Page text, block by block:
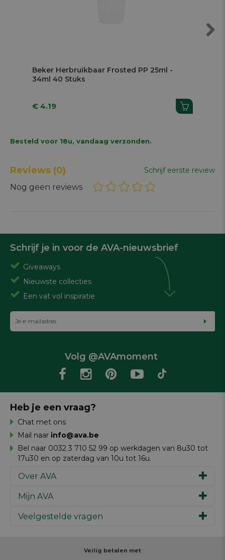
Beker Herbruikbaar Frosted PP 25ml -
34ml 40 Stuks
€ 4.19
Besteld voor 18u, vandaag verzonden.
Reviews (0) Schrijf eerste review
Nog geen reviews
Schrijf je in voor de AVA-nieuwsbrief
Giveaways
Nieuwste collecties
Een vat vol inspiratie
Volg @AVAmoment
Over AVA
Ons verhaal
Werken bij AVA
Mijn AVA
Inspiratie
Veelgestelde vragen
Heb je een vraag?
Chat met ons
Mail naar info@ava.be
Bel naar 0032 3 710 52 99 op werkdagen van 8u30 tot
17u30 en op zaterdag van 10u tot 16u.
Veilig betalen met